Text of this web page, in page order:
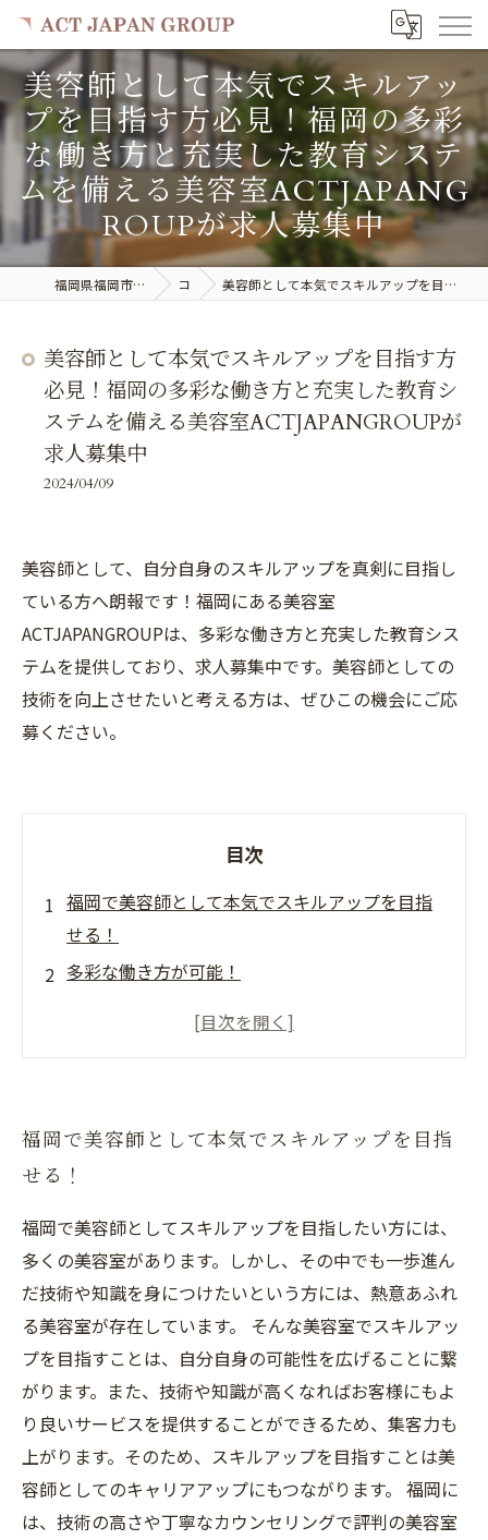
美容師として本気でスキルアッ
プを目指す方必見！福岡の多彩
な働き方と充実した教育システ
ムを備える美容室ACTJAPANG
ROUPが求人募集中
福岡県福岡市で美容室の求人ならACT JAPAN GROUP コラム 美容師として本気でスキルアップを目指す方必見！福岡の多彩な働き方と充実した教育システムを備える美容室ACTJAPANGROUPが求人募集中
美容師として本気でスキルアップを目指す方
必見！福岡の多彩な働き方と充実した教育シ
ステムを備える美容室ACTJAPANGROUPが
求人募集中
2024/04/09
美容師として、自分自身のスキルアップを真剣に目指し
ている方へ朗報です！福岡にある美容室
ACTJAPANGROUPは、多彩な働き方と充実した教育シス
テムを提供しており、求人募集中です。美容師としての
技術を向上させたいと考える方は、ぜひこの機会にご応
募ください。
目次
福岡で美容師として本気でスキルアップを目指
せる！
多彩な働き方が可能！
充実した教育システムでキャリアアップが可
実！
福岡で美容師として本気でスキルアップを目指
せる！
福岡で美容師としてスキルアップを目指したい方には、
多くの美容室があります。しかし、その中でも一歩進ん
だ技術や知識を身につけたいという方には、熱意あふれ
る美容室が存在しています。 そんな美容室でスキルアッ
プを目指すことは、自分自身の可能性を広げることに繋
がります。また、技術や知識が高くなればお客様にもよ
り良いサービスを提供することができるため、集客力も
上がります。そのため、スキルアップを目指すことは美
容師としてのキャリアアップにもつながります。 福岡に
は、技術の高さや丁寧なカウンセリングで評判の美容室